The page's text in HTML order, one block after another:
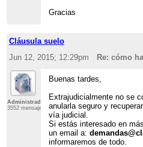
Gracias
Cláusula suelo
Jun 12, 2015; 12:29pm
Re: cómo
Administrador
3552 mensajes
Buenas tardes,
Extrajudicialmente no se
anularla seguro y
vía judicial.
Si estás interesado en
un email a:
informaremos de todo.